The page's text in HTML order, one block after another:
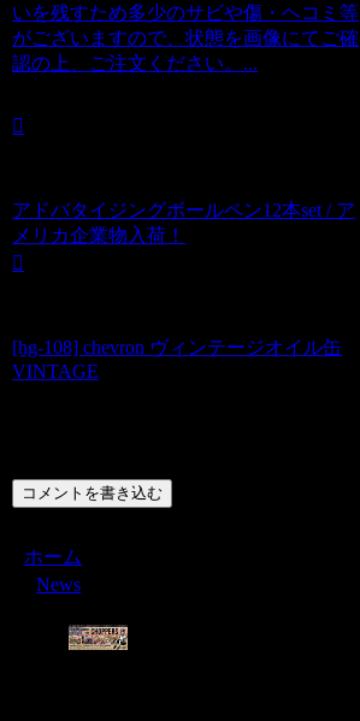
いを残すため多少のサビや傷・ヘコミ等
がございますので、状態を画像にてご確
認の上、ご注文ください。...
アドバタイジングボールペン12本set / ア
メリカ企業物入荷！
[hg-108] chevron ヴィンテージオイル缶
VINTAGE
コメントを書き込む
ホーム
News